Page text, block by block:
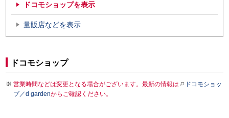
ドコモショップを表示
量販店などを表示
ドコモショップ
営業時間などは変更となる場合がございます。最新の情報は
ドコモショッ
プ／d gardenからご確認ください。